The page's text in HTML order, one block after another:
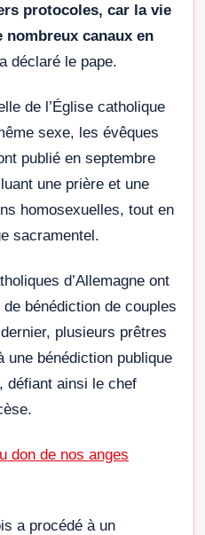
protocoles, car la vie
nombreux canaux en
déclaré le pape.
de l’Église catholique
sexe, les évêques
publié en septembre
une prière et une
homosexuelles, tout en
sacramentel.
d’Allemagne ont
bénédiction de couples
plusieurs prêtres
une bénédiction publique
défiant ainsi le chef
don de nos anges
a procédé à un